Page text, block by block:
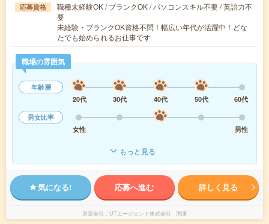
応募資格
職種未経験OK / ブランクOK / パソコンスキル不要 / 英語力不
要
未経験・ブランクOK資格不問！幅広い年代が活躍中！どな
たでも始められるお仕事です
職場の雰囲気
年齢層
20代
30代 40代 50代
60代
男女比率
女性
男性
もっと見る
気になる! 応募へ進む 詳しく見る
派遣会社 UTエージェント株式会社 関東